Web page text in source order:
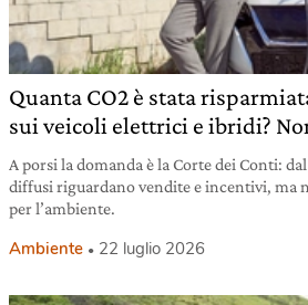
Quanta CO2 è stata
sui veicoli elettrici e ibridi?
A porsi la domanda è la Corte dei Conti:
diffusi riguardano vendite e incentivi, ma
per l’ambiente.
Ambiente 22 luglio 2026